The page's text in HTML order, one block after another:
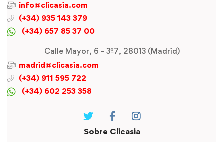
info@clicasia.com
(+34) 935 143 379
(+34) 657 85 37 00
Calle Mayor, 6 - 3º7, 28013 (Madrid)
madrid@clicasia.com
(+34) 911 595 722
(+34) 602 253 358
Sobre Clicasia